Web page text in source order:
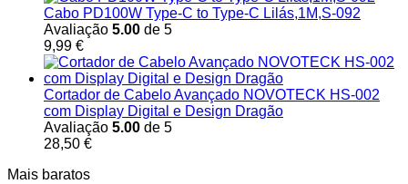
Cabo PD100W Type-C to Type-C Lilás,1M,S-092
Avaliação 5.00 de 5
9,99 €
Cortador de Cabelo Avançado NOVOTECK HS-002
com Display Digital e Design Dragão
Avaliação 5.00 de 5
28,50 €
Mais baratos